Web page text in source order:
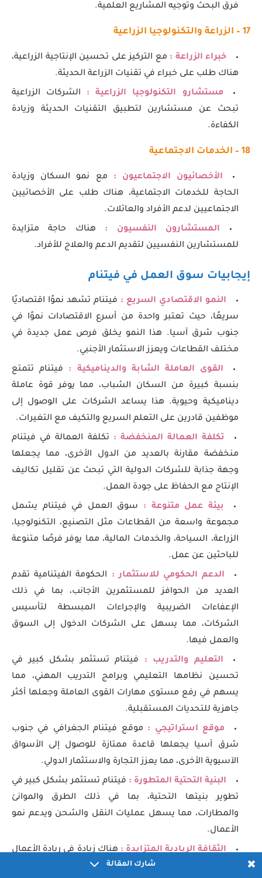
فرق البحث وتوجيه المشاريع العلمية.
17 – الزراعة والتكنولوجيا الزراعية
خبراء الزراعة : مع التركيز على تحسين الإنتاجية الزراعية،
هناك طلب على خبراء في تقنيات الزراعة الحديثة.
مستشارو التكنولوجيا الزراعية : الشركات الزراعية
تبحث عن مستشارين لتطبيق التقنيات الحديثة وزيادة
الكفاءة.
18 – الخدمات الاجتماعية
الأخصائيون الاجتماعيون : مع نمو السكان وزيادة
الحاجة للخدمات الاجتماعية، هناك طلب على الأخصائيين
الاجتماعيين لدعم الأفراد والعائلات.
المستشارون النفسيون : هناك حاجة متزايدة
للمستشارين النفسيين لتقديم الدعم والعلاج للأفراد.
إيجابيات سوق العمل في فيتنام
النمو الاقتصادي السريع : فيتنام تشهد نموًا اقتصاديًا
سريعًا، حيث تعتبر واحدة من أسرع الاقتصادات نموًا في
جنوب شرق آسيا. هذا النمو يخلق فرص عمل جديدة في
مختلف القطاعات ويعزز الاستثمار الأجنبي.
القوى العاملة الشابة والديناميكية :
فيتنام تتمتع
بنسبة كبيرة من السكان الشباب، مما يوفر قوة عاملة
ديناميكية وحيوية. هذا يساعد الشركات على الوصول إلى
موظفين قادرين على التعلم السريع والتكيف مع التغيرات.
تكلفة العمالة المنخفضة : تكلفة العمالة في فيتنام
منخفضة مقارنة بالعديد من الدول الأخرى، مما يجعلها
وجهة جذابة للشركات الدولية التي تبحث عن تقليل تكاليف
الإنتاج مع الحفاظ على جودة العمل.
بيئة عمل متنوعة :
سوق العمل في فيتنام يشمل
مجموعة واسعة من القطاعات مثل التصنيع، التكنولوجيا،
الزراعة، السياحة، والخدمات المالية، مما يوفر فرصًا متنوعة
للباحثين عن عمل.
الدعم الحكومي للاستثمار :
الحكومة الفيتنامية تقدم
العديد من الحوافز للمستثمرين الأجانب، بما في ذلك
الإعفاءات الضريبية والإجراءات المبسطة لتأسيس
الشركات، مما يسهل على الشركات الدخول إلى السوق
والعمل فيها.
التعليم والتدريب :
فيتنام تستثمر بشكل كبير في
تحسين نظامها التعليمي وبرامج التدريب المهني، مما
يسهم في رفع مستوى مهارات القوى العاملة وجعلها أكثر
جاهزية للتحديات المستقبلية.
موقع استراتيجي : موقع فيتنام الجغرافي في جنوب
شرق آسيا يجعلها قاعدة ممتازة للوصول إلى الأسواق
الآسيوية الأخرى، مما يعزز التجارة والاستثمار الدولي.
البنية التحتية المتطورة : فيتنام تستثمر بشكل كبير في
تطوير بنيتها التحتية، بما في ذلك الطرق والموانئ
والمطارات، مما يسهل عمليات النقل والشحن ويدعم نمو
الأعمال.
الثقافة الريادية المتزايدة : هناك زيادة في ريادة الأعمال
في فيتنام، مع نمو عدد الشركات الناشئة والمبادرات
شارك المقالة